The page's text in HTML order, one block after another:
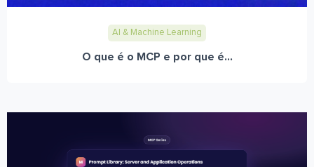
AI & Machine Learning
O que é o MCP e por que é...